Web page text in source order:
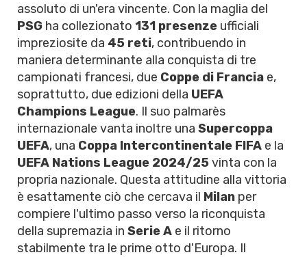
assoluto di un'era vincente. Con la maglia del
PSG ha collezionato 131 presenze ufficiali
impreziosite da 45 reti, contribuendo in
maniera determinante alla conquista di tre
campionati francesi, due Coppe di Francia e,
soprattutto, due edizioni della UEFA
Champions League. Il suo palmarès
internazionale vanta inoltre una Supercoppa
UEFA, una Coppa Intercontinentale FIFA e la
UEFA Nations League 2024/25vinta con la
propria nazionale. Questa attitudine alla vittoria
è esattamente ciò che cercava il Milan per
compiere l'ultimo passo verso la riconquista
della supremazia in Serie A e il ritorno
stabilmente tra le prime otto d'Europa. Il